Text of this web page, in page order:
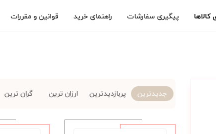
پیگیری سفارشات راهنمای خرید قوانین و مقررات
جدیدترین پربازدیدترین ارزان ترین گران ترین